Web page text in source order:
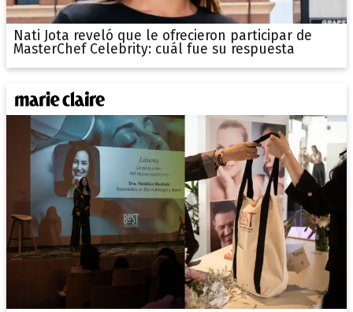
Nati Jota reveló que le ofrecieron participar de
MasterChef Celebrity: cuál fue su respuesta